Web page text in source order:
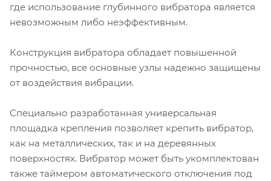
где использование глубинного вибратора является
невозможным либо неэффективным.
Конструкция вибратора обладает повышенной
прочностью, все основные узлы надежно защищены
от воздействия вибрации.
Специально разработанная универсальная
площадка крепления позволяет крепить вибратор,
как на металлических, так и на деревянных
поверхностях. Вибратор может быть укомплектован
также таймером автоматического отключения под